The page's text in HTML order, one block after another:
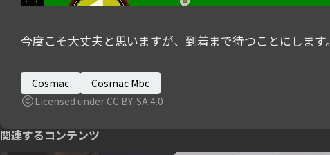
今度こそ大丈夫と思いますが、到着まで待つことにします。
Cosmac
Cosmac Mbc
Licensed under CC BY-SA 4.0
関連するコンテンツ